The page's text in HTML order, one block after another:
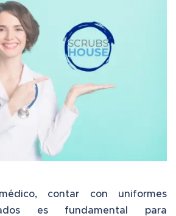
contar con uniformes
es fundamental para